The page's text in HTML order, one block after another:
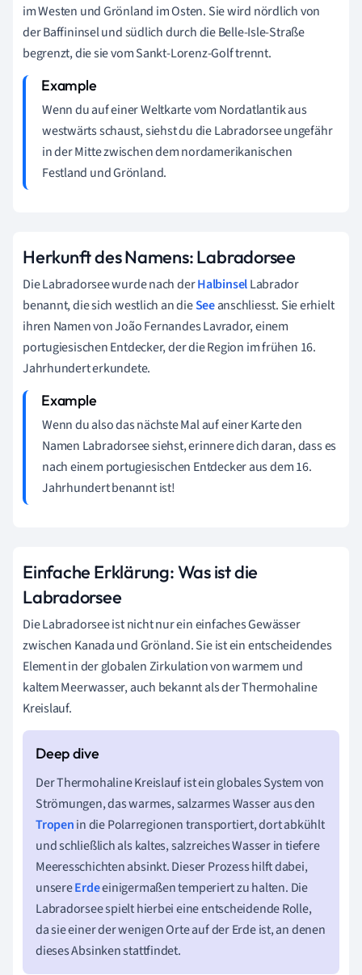
im Westen und Grönland im Osten. Sie wird nördlich von
der Baffininsel und südlich durch die Belle-Isle-Straße
begrenzt, die sie vom Sankt-Lorenz-Golf trennt.
Wenn du auf einer Weltkarte vom Nordatlantik aus
westwärts schaust, siehst du die Labradorsee ungefähr
in der Mitte zwischen dem nordamerikanischen
Festland und Grönland.
Herkunft des Namens: Labradorsee
Die Labradorsee wurde nach derHalbinselLabrador
benannt, die sich westlich an dieSeeanschliesst. Sie erhielt
ihren Namen von João Fernandes Lavrador, einem
portugiesischen Entdecker, der die Region im frühen 16.
Jahrhundert erkundete.
Wenn du also das nächste Mal auf einer Karte den
Namen Labradorsee siehst, erinnere dich daran, dass es
nach einem portugiesischen Entdecker aus dem 16.
Jahrhundert benannt ist!
Einfache Erklärung: Was ist die
Labradorsee
Die Labradorsee ist nicht nur ein einfaches Gewässer
zwischen Kanada und Grönland. Sie ist ein entscheidendes
Element in der globalen Zirkulation von warmem und
kaltem Meerwasser, auch bekannt als der Thermohaline
Kreislauf.
Der Thermohaline Kreislauf ist ein globales System von
Strömungen, das warmes, salzarmes Wasser aus den
Tropenin die Polarregionen transportiert, dort abkühlt
und schließlich als kaltes, salzreiches Wasser in tiefere
Meeresschichten absinkt. Dieser Prozess hilft dabei,
unsereErdeeinigermaßen temperiert zu halten. Die
Labradorsee spielt hierbei eine entscheidende Rolle,
da sie einer der wenigen Orte auf der Erde ist, an denen
dieses Absinken stattfindet.